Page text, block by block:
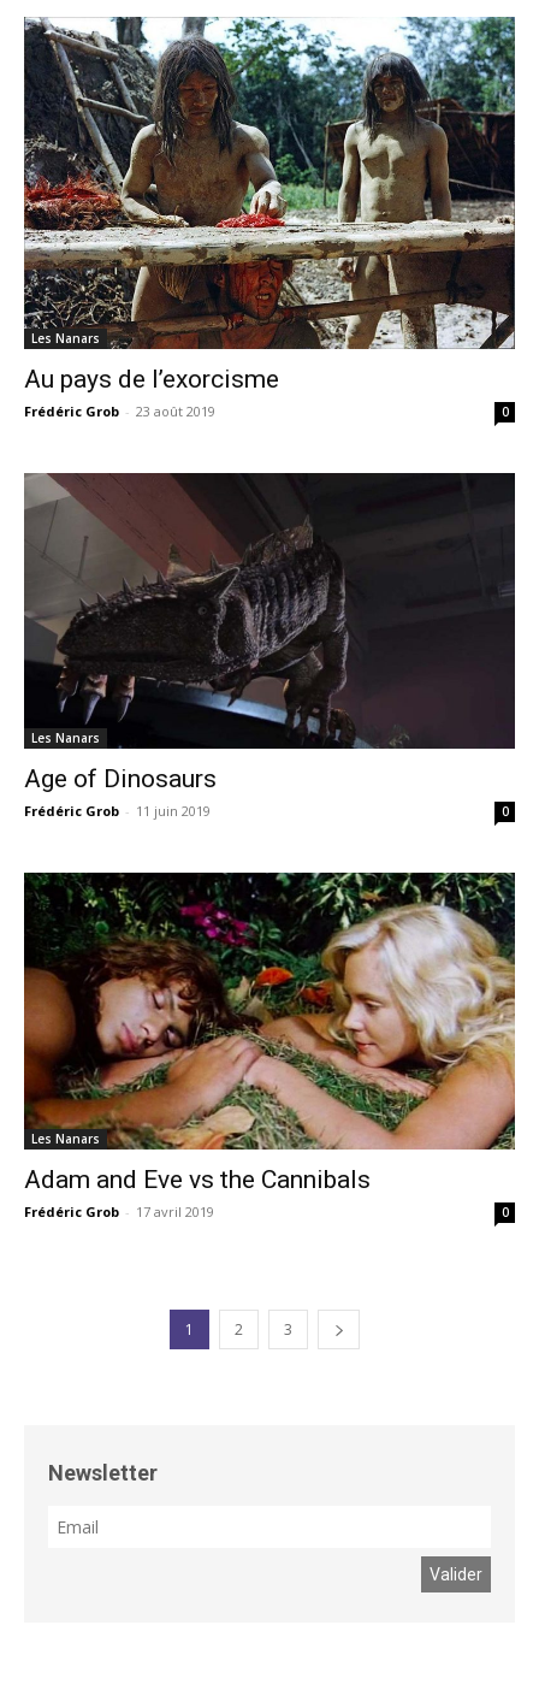
Les Nanars
Au pays de l’exorcisme
Frédéric Grob - 23 août 2019 0
Les Nanars
Age of Dinosaurs
Frédéric Grob - 11 juin 2019 0
Les Nanars
Adam and Eve vs the Cannibals
Frédéric Grob - 17 avril 2019 0
1 2 3
Newsletter